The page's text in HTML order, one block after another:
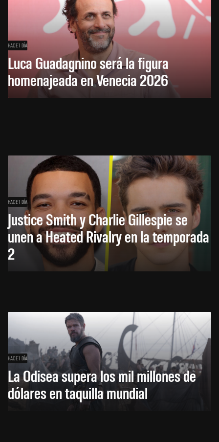
HACE 1 DÍA
Luca Guadagnino será la figura
homenajeada en Venecia 2026
HACE 1 DÍA
Justice Smith y Charlie Gillespie se
unen a Heated Rivalry en la temporada
2
HACE 1 DÍA
La Odisea supera los mil millones de
dólares en taquilla mundial